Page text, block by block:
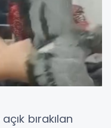
bırakılan